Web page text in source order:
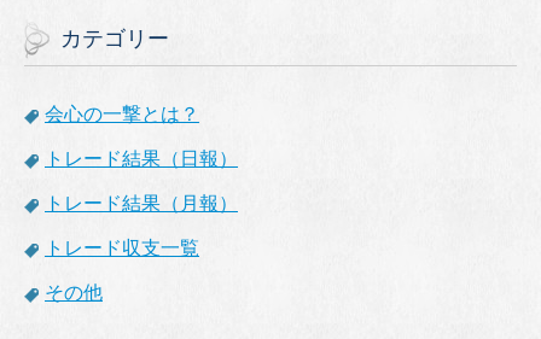
カテゴリー
会心の一撃とは？
トレード結果（日報）
トレード結果（月報）
トレード収支一覧
その他